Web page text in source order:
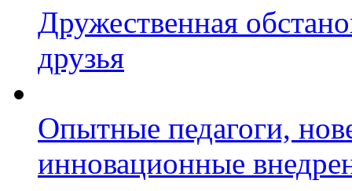
Дружественная
друзья
Опытные педагоги,
инновационные